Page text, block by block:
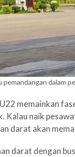
pemandangan dalam
memainkan
Kalau naik
darat akan
darat dengan